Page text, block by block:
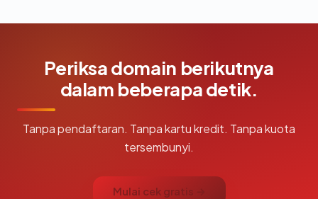
Periksa domain berikutnya
dalam beberapa detik.
Tanpa pendaftaran. Tanpa kartu kredit. Tanpa kuota
tersembunyi.
Mulai cek gratis →